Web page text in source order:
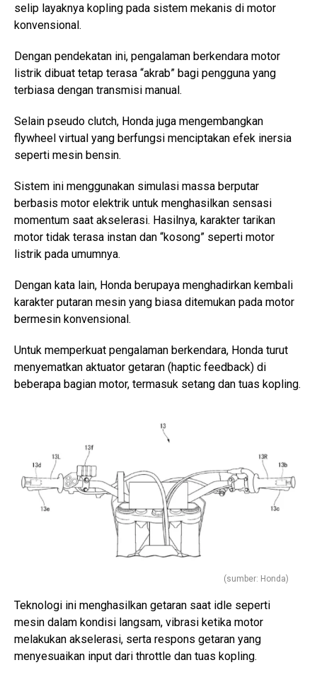
selip layaknya kopling pada sistem mekanis di motor
konvensional.
Dengan pendekatan ini, pengalaman berkendara motor
listrik dibuat tetap terasa “akrab” bagi pengguna yang
terbiasa dengan transmisi manual.
Selain pseudo clutch, Honda juga mengembangkan
flywheel virtual yang berfungsi menciptakan efek inersia
seperti mesin bensin.
Sistem ini menggunakan simulasi massa berputar
berbasis motor elektrik untuk menghasilkan sensasi
momentum saat akselerasi. Hasilnya, karakter tarikan
motor tidak terasa instan dan “kosong” seperti motor
listrik pada umumnya.
Dengan kata lain, Honda berupaya menghadirkan kembali
karakter putaran mesin yang biasa ditemukan pada motor
bermesin konvensional.
Untuk memperkuat pengalaman berkendara, Honda turut
menyematkan aktuator getaran (haptic feedback) di
beberapa bagian motor, termasuk setang dan tuas kopling.
(sumber: Honda)
Teknologi ini menghasilkan getaran saat idle seperti
mesin dalam kondisi langsam, vibrasi ketika motor
melakukan akselerasi, serta respons getaran yang
menyesuaikan input dari throttle dan tuas kopling.